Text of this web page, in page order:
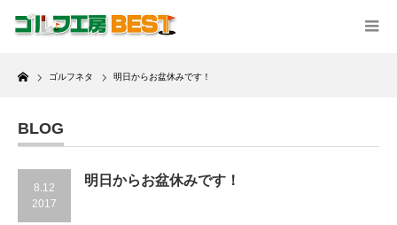
Home
ゴルフネタ 明日からお盆休みです！
BLOG
8.12
2017
明日からお盆休みです！